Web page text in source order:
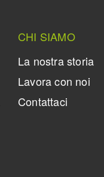
CHI SIAMO
La nostra storia
Lavora con noi
Contattaci